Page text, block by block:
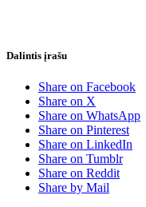
Dalintis įrašu
Share on Facebook
Share on X
Share on WhatsApp
Share on Pinterest
Share on LinkedIn
Share on Tumblr
Share on Reddit
Share by Mail